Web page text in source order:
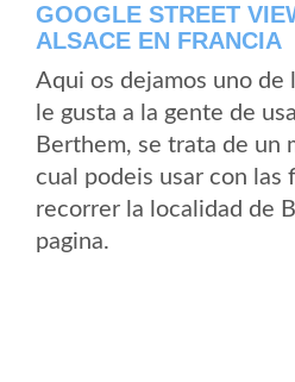
GOOGLE STREET
ALSACE EN FRANCIA
Aqui os dejamos uno de
le gusta a la gente de
Berthem, se trata de un
cual podeis usar con las
recorrer la localidad de
pagina.